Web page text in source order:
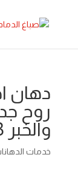
دهان
روح
والخبر 0532095883
خدمات